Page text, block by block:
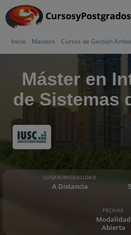
CursosyPostgrados
Inicio Masters Cursos de Gestión
Máster en
de Sistemas
LUGAR/MODALIDAD
A Distancia
FECHAS
Modalidad
Abierta